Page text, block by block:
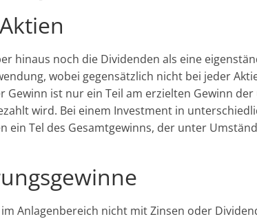
hinaus noch die Dividenden als eine
wobei gegensätzlich nicht bei jeder
Gewinn ist nur ein Teil am erzielten Gewinn
wird. Bei einem Investment in
ein Tel des Gesamtgewinns, der unter
Anlagenbereich nicht mit Zinsen oder